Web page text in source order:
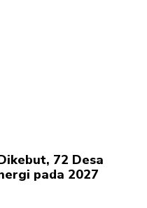
72 Desa
pada 2027